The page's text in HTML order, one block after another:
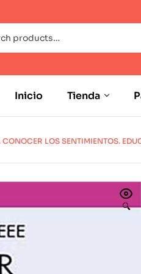
Inicio Tienda
LOS SENTIMIENTOS.
🔍